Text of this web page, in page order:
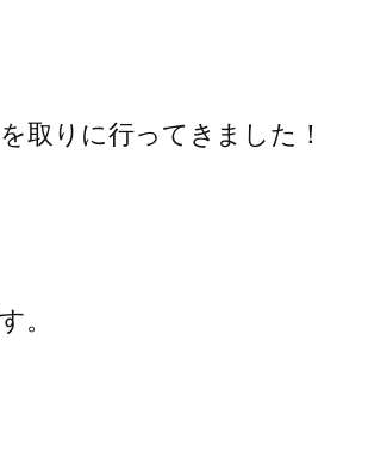
取りに行ってきました！
。